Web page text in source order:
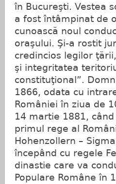
în Bucureşti. Vestea
a fost întâmpinat de
cunoască noul
oraşului. Şi-a rostit
credincios legilor
şi integritatea
constituţional”.
1866, odata cu
României în ziua de
14 martie 1881,
primul rege al
Hohenzollern –
începând cu regele
dinastie care va
Populare Române în